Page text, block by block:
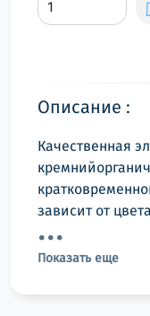
Описание :
Качественная
зависит от
Показать еще